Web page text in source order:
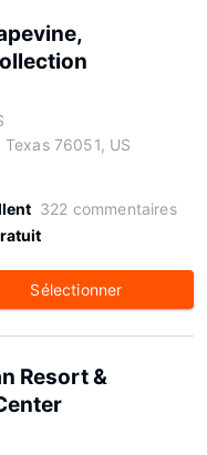
Texas 76051, US
322 commentaires
Sélectionner
Resort &